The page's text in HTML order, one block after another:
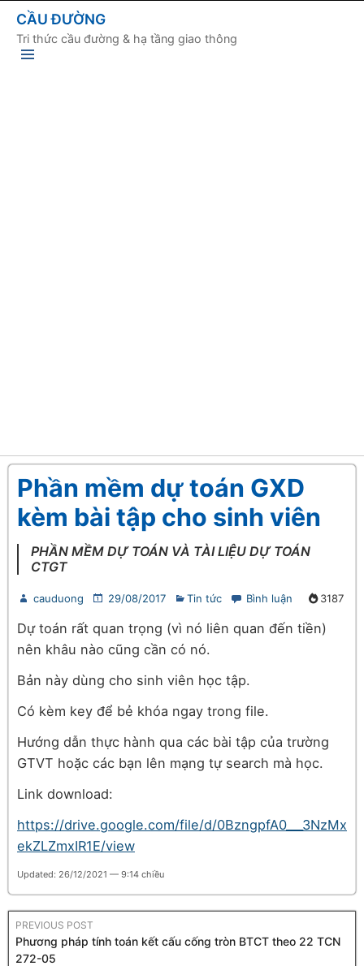
CẦU ĐƯỜNG
Tri thức cầu đường & hạ tầng giao thông
Phần mềm dự toán GXD
kèm bài tập cho sinh viên
PHẦN MỀM DỰ TOÁN VÀ TÀI LIỆU DỰ TOÁN
CTGT
cauduong 29/08/2017 Tin tức Bình luận 3187
Dự toán rất quan trọng (vì nó liên quan đến tiền)
nên khâu nào cũng cần có nó.
Bản này dùng cho sinh viên học tập.
Có kèm key để bẻ khóa ngay trong file.
Hướng dẫn thực hành qua các bài tập của trường
GTVT hoặc các bạn lên mạng tự search mà học.
Link download:
https://drive.google.com/file/d/0BzngpfA0___3NzMx
ekZLZmxIR1E/view
Updated: 26/12/2021 — 9:14 chiều
PREVIOUS POST
Phương pháp tính toán kết cấu cống tròn BTCT theo 22 TCN
272-05